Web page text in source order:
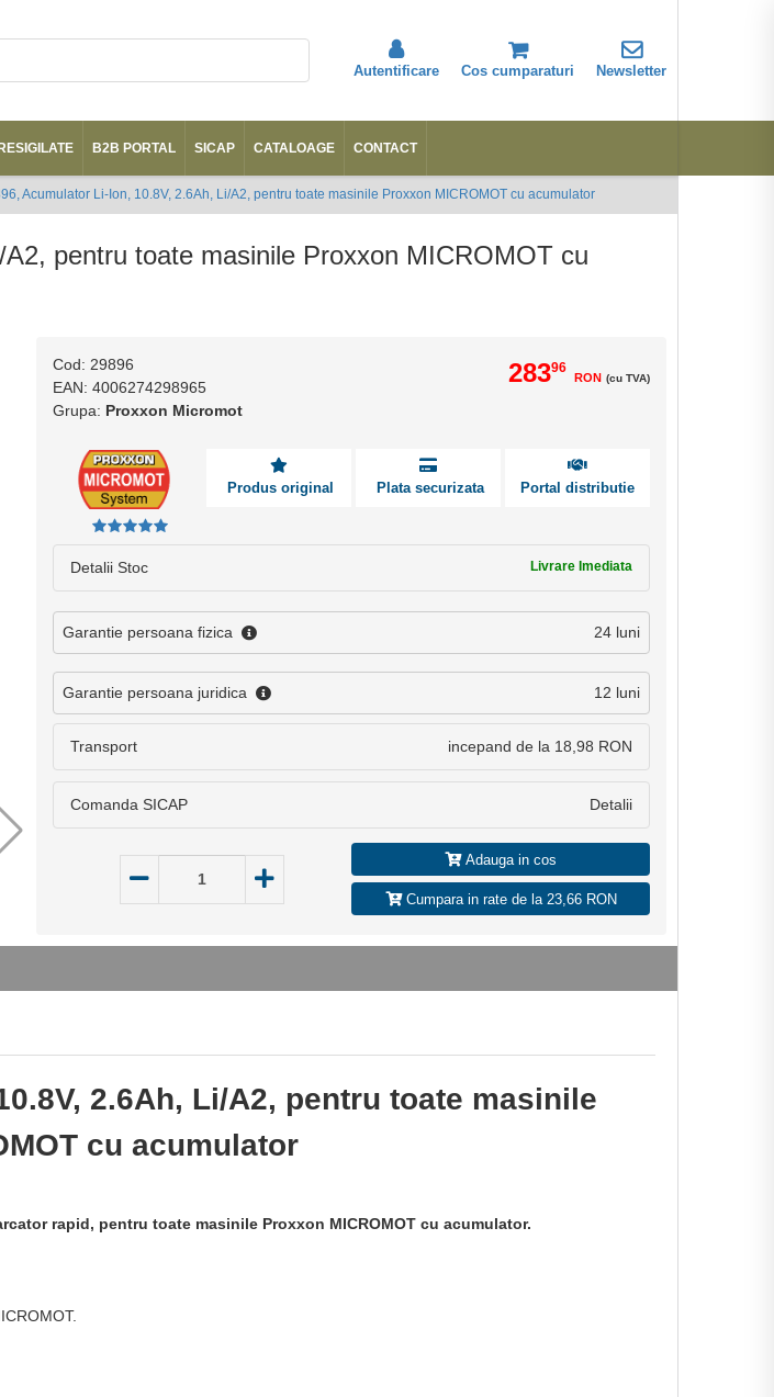
Autentificare Cos cumparaturi Newsletter
Abonare
RESIGILATE B2B PORTAL SICAP CATALOAGE CONTACT
Acumulator Li-Ion, 10.8V, 2.6Ah, Li/A2, pentru toate masinile Proxxon MICROMOT cu acumulator
pentru toate masinile Proxxon MICROMOT cu
Cod: 29896
EAN: 4006274298965
Grupa: Proxxon Micromot
28396
RON (cu TVA)
Produs original Plata securizata Portal distributie
Detalii Stoc Livrare Imediata
Garantie persoana fizica 24 luni
Garantie persoana juridica 12 luni
Transport incepand de la 18,98 RON
Comanda SICAP Detalii
Adauga in cos
Cumpara in rate de la 23,66 RON
2.6Ah, Li/A2, pentru toate masinile
cu acumulator
rapid, pentru toate masinile Proxxon MICROMOT cu acumulator.